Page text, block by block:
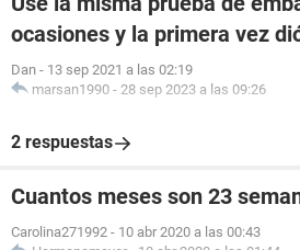
ocasiones y la primera vez
Dan - 13 sep 2021 a las 02:19
marsan1990 - 28 sep 2023 a las 09:26
2 respuestas
Cuantos meses son 23
Carolina271992 - 10 abr 2020 a las 00:43